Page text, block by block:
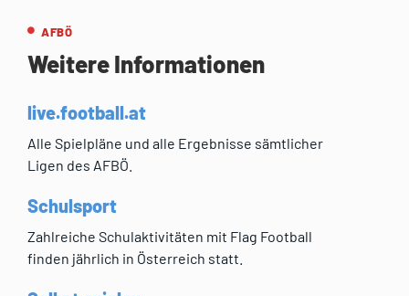
AFBÖ
Weitere Informationen
live.football.at
Alle Spielpläne und alle Ergebnisse sämtlicher
Ligen des AFBÖ.
Schulsport
Zahlreiche Schulaktivitäten mit Flag Football
finden jährlich in Österreich statt.